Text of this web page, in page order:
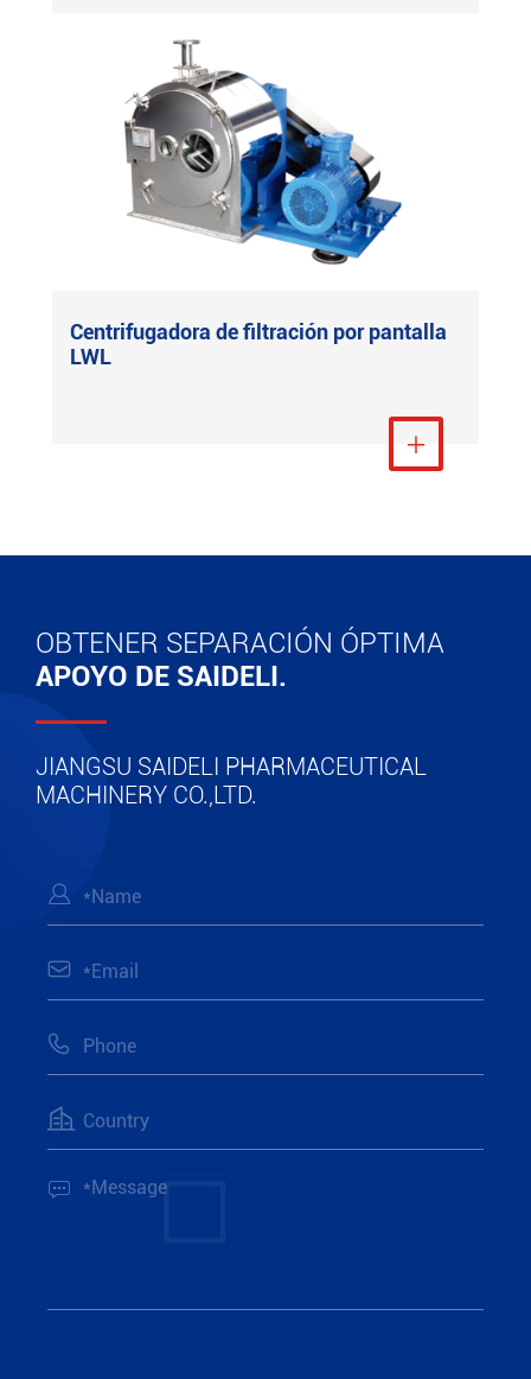
Centrifugadora de filtración por pantalla
LWL
Ver más

OBTENER SEPARACIÓN ÓPTIMA
APOYO DE SAIDELI.
JIANGSU SAIDELI PHARMACEUTICAL
MACHINERY CO.,LTD.




